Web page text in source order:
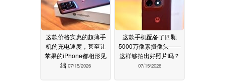
这款价格实惠的超薄手
机的充电速度，甚至让
苹果的iPhone都相形见
绌 07/15/2026
这款手机配备了四颗
5000万像素摄像头——
这样够拍出好照片吗？
07/15/2026